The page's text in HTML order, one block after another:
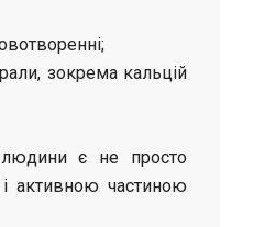
зокрема кальцій
є не просто
активною частиною